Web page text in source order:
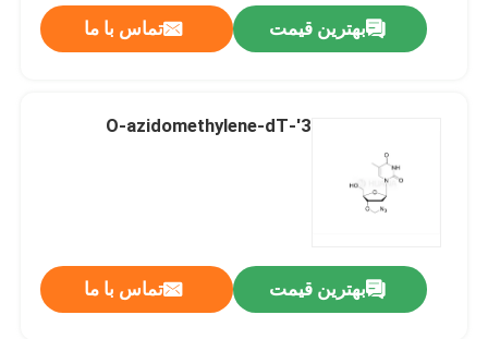
بهترین قیمت تماس با ما
3'-O-azidomethylene-dT
بهترین قیمت تماس با ما